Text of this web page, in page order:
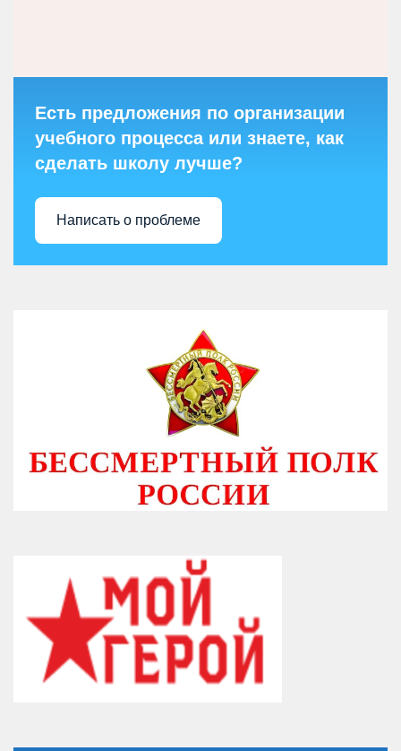
Есть предложения по организации
учебного процесса или знаете, как
сделать школу лучше?
Написать о проблеме